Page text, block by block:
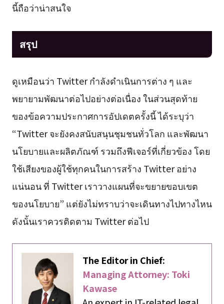
นี้ถือว่าน่าสนใจ
สรุป
ดูเหมือนว่า Twitter กำลังดำเนินการต่าง ๆ และ
พยายามพัฒนาต่อไปอย่างต่อเนื่อง ในส่วนสุดท้าย
ของข้อความประกาศการอัปเดตครั้งนี้ ได้ระบุว่า
“Twitter จะยังคงสนับสนุนชุมชนทั่วโลก และพัฒนา
นโยบายและผลิตภัณฑ์ รวมถึงฟีเจอร์ที่เกี่ยวข้อง โดย
ใช้เสียงของผู้ใช้ทุกคนในการสร้าง Twitter อย่าง
แน่นอน ที่ Twitter เราวางแผนที่จะขยายขอบเขต
ของนโยบาย” แต่ยังไม่ทราบว่าจะเดินทางไปทางไหน
ดังนั้นเราควรติดตาม Twitter ต่อไป
The Editor in Chief:
Managing Attorney: Toki
Kawase